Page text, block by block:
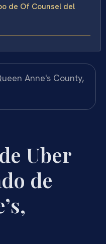
de Of Counsel del
Uber
de